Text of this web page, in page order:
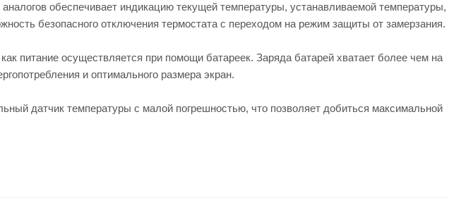
обеспечивает индикацию текущей температуры, устанавливаемой температуры,
безопасного отключения термостата с переходом на режим защиты от замерзания.
питание осуществляется при помощи батареек. Заряда батарей хватает более чем на
и оптимального размера экран.
датчик температуры с малой погрешностью, что позволяет добиться максимальной